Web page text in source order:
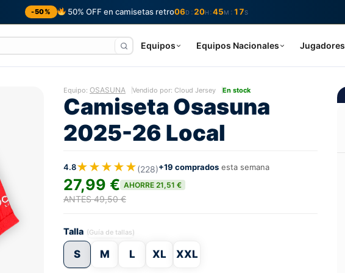
-50% 50% OFF en camisetas retro06D : 20H :45M : 16S
Equipos Equipos Nacionales Jugadores
Equipo: OSASUNA Vendido por: Cloud Jersey En stock
Camiseta Osasuna
2025-26 Local
4.8★★★★★(228)+19 comprados esta semana
27,99 € AHORRE 21,51 €
ANTES 49,50 €
Talla (Guía de tallas)
S M L XL XXL